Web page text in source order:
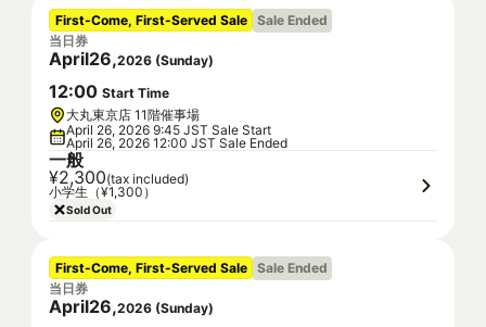
First-Come, First-Served Sale Sale Ended
当日券
April26,2026 (Sunday)
12:00 Start Time
大丸東京店 11階催事場
April 26, 2026 9:45 JST Sale Start
April 26, 2026 12:00 JST Sale Ended
一般
¥2,300(tax included)
小学生（¥1,300）
Sold Out
First-Come, First-Served Sale Sale Ended
当日券
April26,2026 (Sunday)